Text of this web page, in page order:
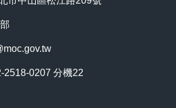
2518-0207 分機22